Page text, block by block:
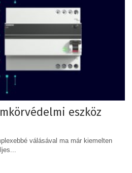
eszköz
válásával ma már kiemelten